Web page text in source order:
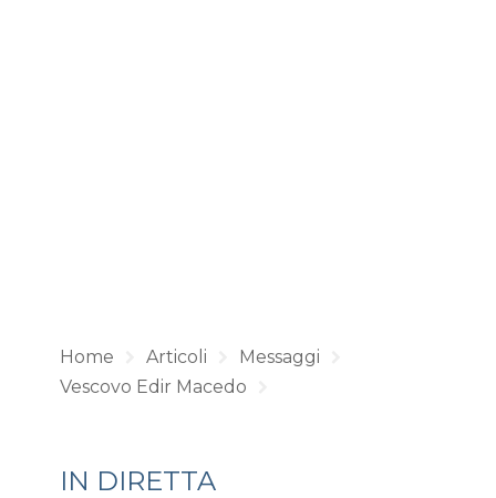
Home Articoli
Messaggi
Vescovo Edir Macedo
IN DIRETTA